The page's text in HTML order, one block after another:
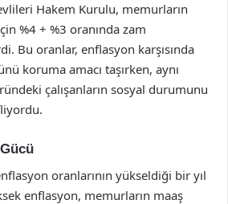
Hakem Kurulu, memurların
%4 + %3 oranında zam
Bu oranlar, enflasyon karşısında
koruma amacı taşırken, aynı
çalışanların sosyal durumunu
oranlarının yükseldiği bir yıl
enflasyon, memurların maaş